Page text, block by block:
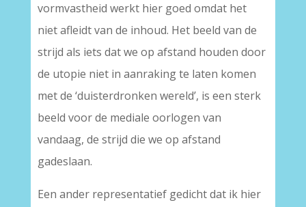
vormvastheid werkt hier goed omdat het
niet afleidt van de inhoud. Het beeld van de
strijd als iets dat we op afstand houden door
de utopie niet in aanraking te laten komen
met de ‘duisterdronken wereld’, is een sterk
beeld voor de mediale oorlogen van
vandaag, de strijd die we op afstand
gadeslaan.
Een ander representatief gedicht dat ik hier